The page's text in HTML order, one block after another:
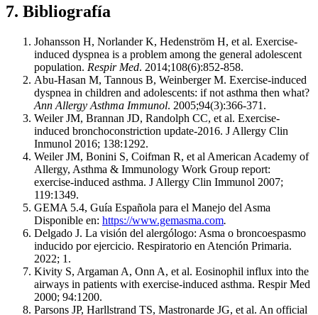
7. Bibliografía
Johansson H, Norlander K, Hedenström H, et al. Exercise-
induced dyspnea is a problem among the general adolescent
population. Respir Med. 2014;108(6):852-858.
Abu-Hasan M, Tannous B, Weinberger M. Exercise-induced
dyspnea in children and adolescents: if not asthma then what?
Ann Allergy Asthma Immunol. 2005;94(3):366-371.
Weiler JM, Brannan JD, Randolph CC, et al. Exercise-
induced bronchoconstriction update-2016. J Allergy Clin
Inmunol 2016; 138:1292.
Weiler JM, Bonini S, Coifman R, et al American Academy of
Allergy, Asthma & Immunology Work Group report:
exercise-induced asthma. J Allergy Clin Immunol 2007;
119:1349.
GEMA 5.4, Guía Española para el Manejo del Asma
Disponible en: https://www.gemasma.com.
Delgado J. La visión del alergólogo: Asma o broncoespasmo
inducido por ejercicio. Respiratorio en Atención Primaria.
2022; 1.
Kivity S, Argaman A, Onn A, et al. Eosinophil influx into the
airways in patients with exercise-induced asthma. Respir Med
2000; 94:1200.
Parsons JP, Harllstrand TS, Mastronarde JG, et al. An official